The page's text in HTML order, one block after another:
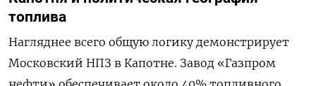
топлива
Нагляднее всего общую логику демонстрирует
Московский НПЗ в Капотне. Завод «Газпром